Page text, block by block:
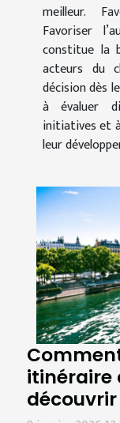
meilleur.
Favoriser
constitue la
acteurs du
décision dès
à évaluer
initiatives et
leur
itinéraire
découvrir